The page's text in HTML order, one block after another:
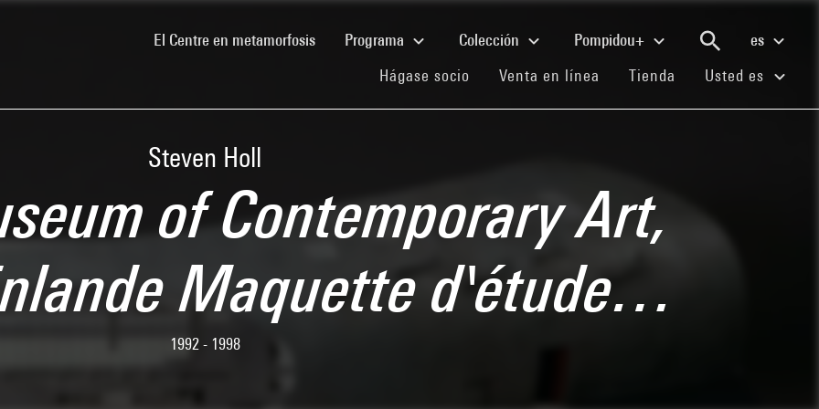
El Centre en metamorfosis(current)Programa Colección Pompidou+
es
Hágase socio (current)
Venta en línea (current)
Tienda (current)
Usted es
Steven Holl
of Contemporary Art,
Maquette d'étude…
1992 - 1998